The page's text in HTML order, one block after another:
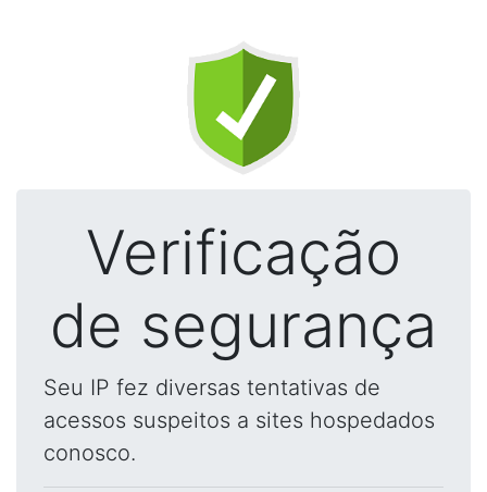
Verificação
de segurança
Seu IP fez diversas tentativas de
acessos suspeitos a sites hospedados
conosco.